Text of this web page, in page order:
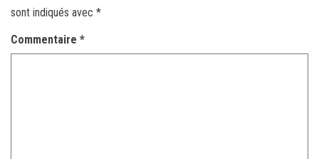
sont indiqués avec *
Commentaire *